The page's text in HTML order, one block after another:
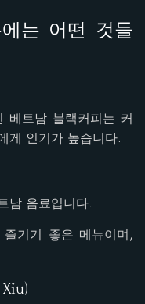
는 어떤 것들
베트남 블랙커피는 커
게 인기가 높습니다.
남 음료입니다.
기기 좋은 메뉴이며,